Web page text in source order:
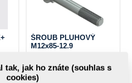
ŠROUB PLUHOVÝ
M12x85-12.9
tak, jak ho znáte (souhlas s
cookies)